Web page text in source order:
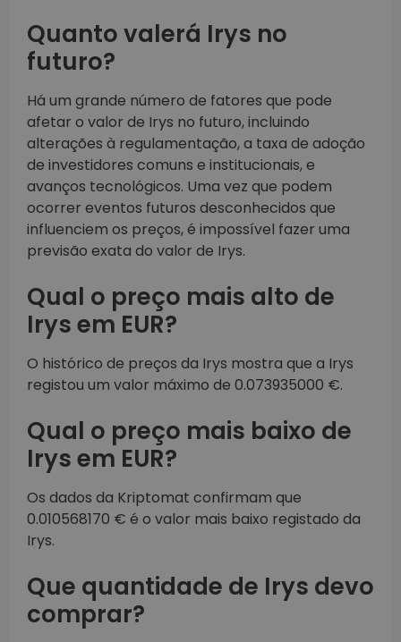
Quanto valerá Irys no
futuro?
Há um grande número de fatores que pode
afetar o valor de Irys no futuro, incluindo
alterações à regulamentação, a taxa de adoção
de investidores comuns e institucionais, e
avanços tecnológicos. Uma vez que podem
ocorrer eventos futuros desconhecidos que
influenciem os preços, é impossível fazer uma
previsão exata do valor de Irys.
Qual o preço mais alto de
Irys em EUR?
O histórico de preços da Irys mostra que a Irys
registou um valor máximo de 0.073935000 €.
Qual o preço mais baixo de
Irys em EUR?
Os dados da Kriptomat confirmam que
0.010568170 € é o valor mais baixo registado da
Irys.
Que quantidade de Irys devo
comprar?